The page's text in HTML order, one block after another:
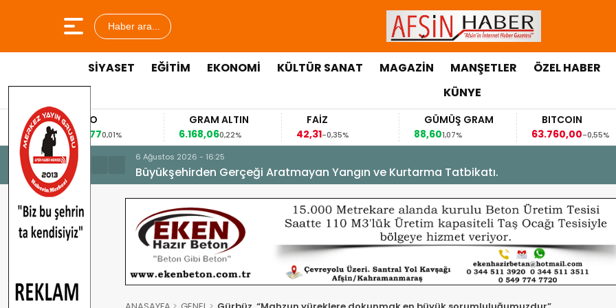
Haber ara...
SİYASET EĞİTİM EKONOMİ KÜLTÜR SANAT MAGAZİN MANŞETLER ÖZEL HABER
KÜNYE
EURO
53,84770,01%
GRAM ALTIN
6.168,060,22%
FAİZ
42,31
-0,35%
GÜMÜŞ GRAM
88,60
1,07%
BITCOIN
63.760,00-0,55%
6 Ağustos 2026 - 16:25
Büyükşehirden Gerçeği Aratmayan Yangın ve Kurtarma Tatbikatı.